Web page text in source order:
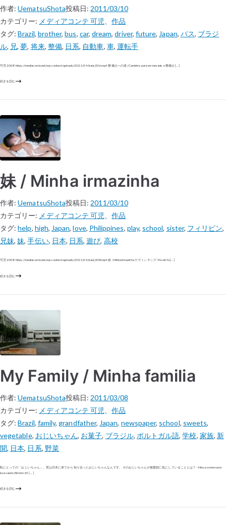
作者:UematsuShota投稿日: 2011/03/10
カテゴリー: メディアコンテ 可児 、作品
タグ:Brazil, brother,bus, car, dream,driver, future, Japan, バス, ブラジ
ル, 兄,夢, 将来, 整備, 日系, 自動車, 車, 運転手
可児 2008 https://mediaconte.net/wp-content/uploads/2021/04/kani_006.mp4 整備士への道 / Caminho para ser mecanico 整備士 […]
続きを読む
妹 / Minha irmazinha
作者:UematsuShota投稿日: 2011/03/10
カテゴリー: メディアコンテ 可児 、作品
タグ:help, high, Japan,love, Philippines, play, school, sister, フィリピン,
兄妹,妹,手伝い, 日本, 日系,遊び, 高校
可児 2008 https://mediaconte.net/wp-content/uploads/2021/04/kani_008.mp4 妹 / Minha irmazinha ケヴィン ヤング / Kevin Ya […]
続きを読む
My Family / Minha familia
作者:UematsuShota投稿日: 2011/03/08
カテゴリー: メディアコンテ 可児 、作品
タグ:Brazil, family,grandfather, Japan, newspaper, school, sweets,
vegetable, おじいちゃん, お菓子, ブラジル, ポルトガル語,学校, 家族, 新
聞, 日本, 日系, 野菜
私にとっての「おじいちゃん」。実は日本に来てから知り合ったおじいちゃんなんです。そのおじいちゃんが無愛想に気にしていることとは？ – Meu avo tem uma
boa saude. Ele tem 65 […]
続きを読む